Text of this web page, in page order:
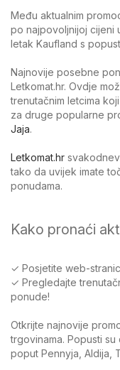
Među aktualnim
po najpovoljnijoj cijeni
letak Kaufland s
Najnovije posebne
Letkomat.hr. Ovdje
trenutačnim letcima
za druge popularne
Jaja.
Letkomat.hr
tako da uvijek imate
ponudama.
Kako pronaći
✓ Posjetite web-
✓ Pregledajte
ponude!
Otkrijte najnovije
trgovinama. Popusti
poput Pennyja, Aldija,